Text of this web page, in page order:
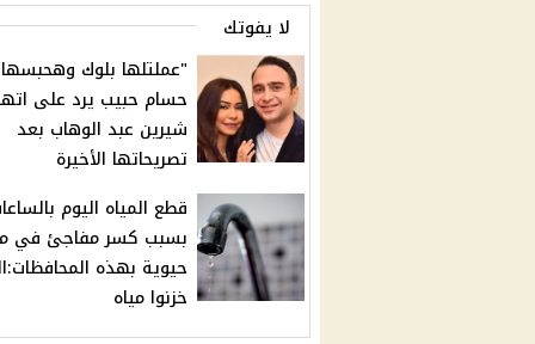
لا يفوتك
"عملتلها بلوك
حسام حبيب يرد على
شيرين عبد الوهاب بعد
تصريحاتها الأخيرة
قطع المياه اليوم
بسبب كسر مفاجئ في
حيوية بهذه
خزنوا مياه